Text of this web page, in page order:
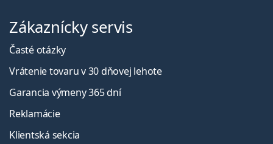
Zákaznícky servis
Časté otázky
Vrátenie tovaru v 30 dňovej lehote
Garancia výmeny 365 dní
Reklamácie
Klientská sekcia